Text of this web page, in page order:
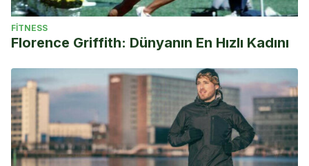
FITNESS
Florence Griffith: Dünyanın En Hızlı Kadını